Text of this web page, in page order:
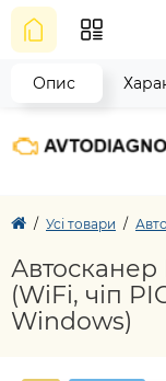
Усі товари
Автосканер
(WiFi, чіп
Windows)
Опис